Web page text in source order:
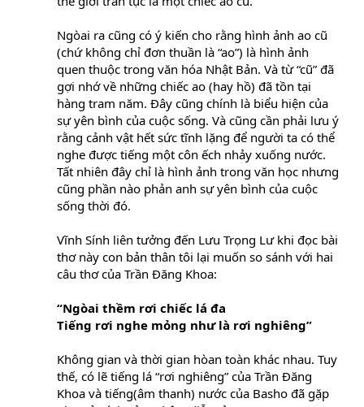
Ngòai ra cũng có ý kiến cho rằng hình ảnh ao cũ
(chứ không chỉ đơn thuần là “ao”) là hình ảnh
quen thuộc trong văn hóa Nhật Bản. Và từ “cũ” đã
gợi nhớ về những chiếc ao (hay hồ) đã tồn tại
hàng tram năm. Đây cũng chính là biểu hiện của
sự yên bình của cuộc sống. Và cũng cần phải lưu ý
rằng cảnh vật hết sức tĩnh lặng để người ta có thể
nghe được tiếng một côn ếch nhảy xuống nước.
Tất nhiên đây chỉ là hình ảnh trong văn học nhưng
cũng phần nào phản anh sự yên bình của cuộc
sống thời đó.
Vĩnh Sính liên tưởng đến Lưu Trọng Lư khi đọc bài
thơ này con bản thân tôi lại muốn so sánh với hai
câu thơ của Trần Đăng Khoa:
“Ngòai thềm rơi chiếc lá đa
Tiếng rơi nghe mỏng như là rơi nghiêng”
Không gian và thời gian hòan toàn khác nhau. Tuy
thế, có lẽ tiếng lá “rơi nghiêng” của Trần Đăng
Khoa và tiếng(âm thanh) nước của Basho đã gặp